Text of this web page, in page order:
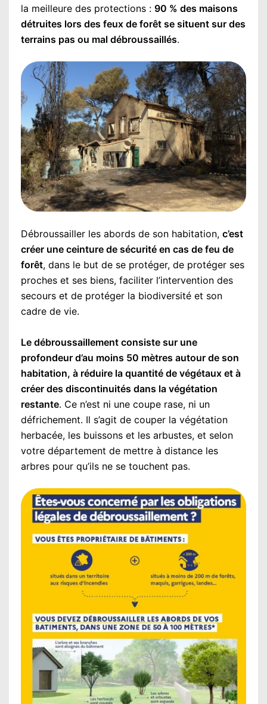
la meilleure des protections : 90 % des maisons
détruites lors des feux de forêt se situent sur des
terrains pas ou mal débroussaillés.
Débroussailler les abords de son habitation, c’est
créer une ceinture de sécurité en cas de feu de
forêt, dans le but de se protéger, de protéger ses
proches et ses biens, faciliter l’intervention des
secours et de protéger la biodiversité et son
cadre de vie.
Le débroussaillement consiste sur une
profondeur d’au moins 50 mètres autour de son
habitation, à réduire la quantité de végétaux et à
créer des discontinuités dans la végétation
restante. Ce n’est ni une coupe rase, ni un
défrichement. Il s’agit de couper la végétation
herbacée, les buissons et les arbustes, et selon
votre département de mettre à distance les
arbres pour qu’ils ne se touchent pas.